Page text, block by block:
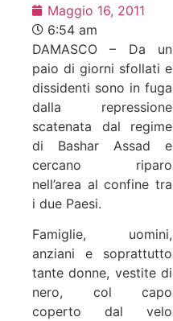
Maggio 16, 2011
6:54 am
DAMASCO – Da un
paio di giorni sfollati e
dissidenti sono in fuga
dalla repressione
scatenata dal regime
di Bashar Assad e
cercano riparo
nell’area al confine tra
i due Paesi.
Famiglie, uomini,
anziani e soprattutto
tante donne, vestite di
nero, col capo
coperto dal velo